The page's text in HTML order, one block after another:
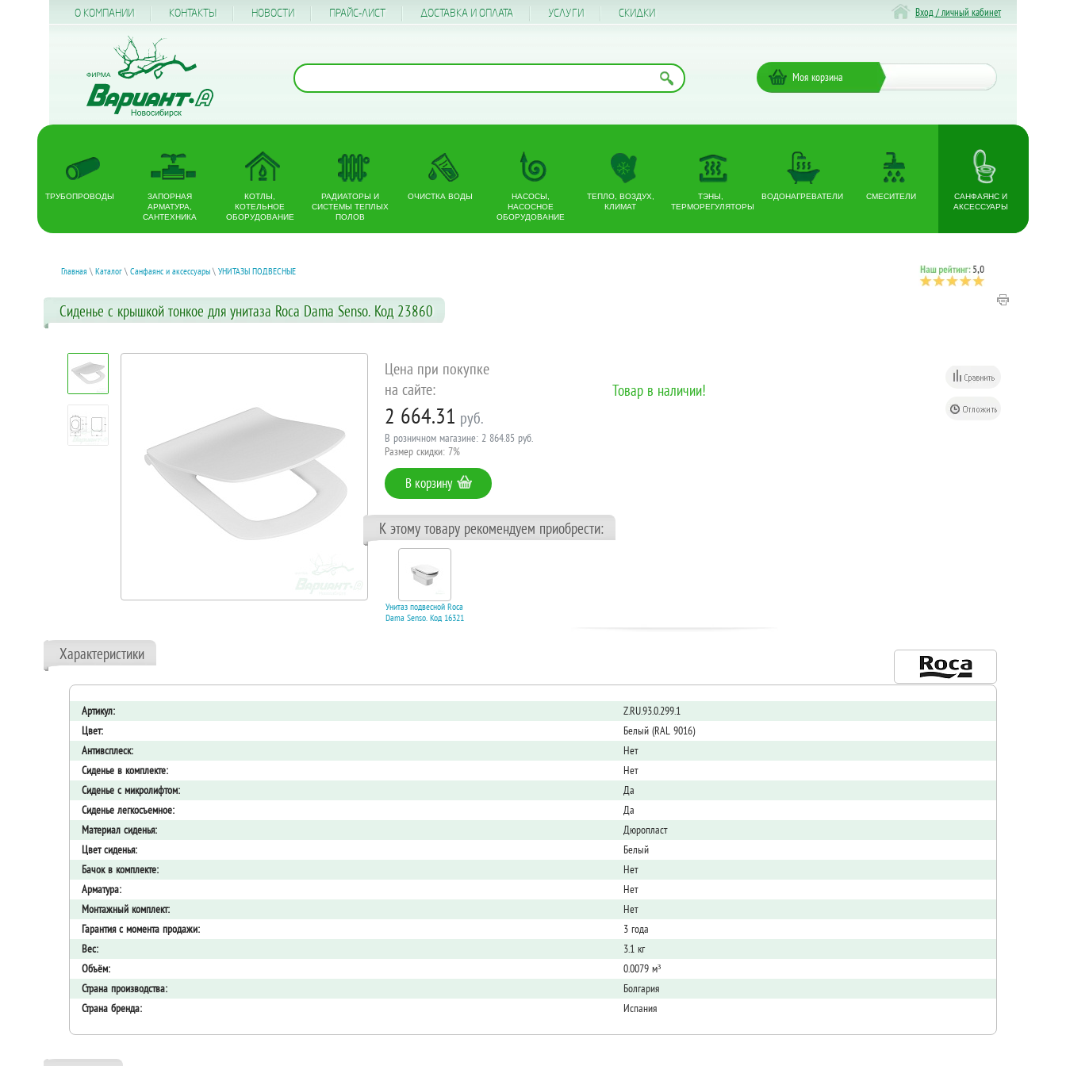
О КОМПАНИИ КОНТАКТЫ НОВОСТИ ПРАЙС-ЛИСТ ДОСТАВКА И ОПЛАТА УСЛУГИ CКИДКИ Вход / личный кабинет
Моя корзина
ТРУБОПРОВОДЫ
ЗАПОРНАЯ
АРМАТУРА,
САНТЕХНИКА
КОТЛЫ,
КОТЕЛЬНОЕ
ОБОРУДОВАНИЕ
РАДИАТОРЫ И
СИСТЕМЫ ТЕПЛЫХ
ПОЛОВ
ОЧИСТКА ВОДЫ
НАСОСЫ,
НАСОСНОЕ
ОБОРУДОВАНИЕ
ТЕПЛО, ВОЗДУХ,
КЛИМАТ
ТЭНЫ,
ТЕРМОРЕГУЛЯТОРЫ
ВОДОНАГРЕВАТЕЛИ СМЕСИТЕЛИ
САНФАЯНС И
АКСЕССУАРЫ
Главная \ Каталог \ Санфаянс и аксессуары \ УНИТАЗЫ ПОДВЕСНЫЕ
Сиденье с крышкой тонкое для унитаза Roca Dama Senso. Код 23860
Товар в наличии!
Цена при покупке
на сайте:
2 664.31 руб.
В розничном магазине: 2 864.85 руб.
Размер скидки: 7%
В корзину
К этому товару рекомендуем приобрести:
Унитаз подвесной Roca
Dama Senso. Код 16321
Характеристики
Артикул:
Z.RU.93.0.299.1
Цвет:
Белый (RAL 9016)
Антивсплеск:
Нет
Сиденье в комплекте:
Нет
Сиденье с микролифтом:
Да
Сиденье легкосъемное:
Да
Материал сиденья:
Дюропласт
Цвет сиденья:
Белый
Бачок в комплекте:
Нет
Арматура:
Нет
Монтажный комплект:
Нет
Гарантия с момента продажи:
3 года
Вес:
3.1 кг
Объём:
0.0079 м³
Страна производства:
Болгария
Страна бренда:
Испания